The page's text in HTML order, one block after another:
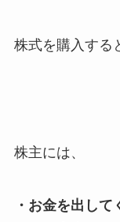
株式を購入する
株主には、
・お金を出し